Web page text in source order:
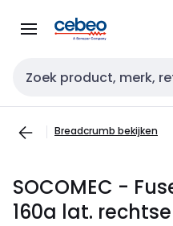
naar
naar
Zoekveld invoer
Breadcrumb bekijken
SOCOMEC -
160a lat.